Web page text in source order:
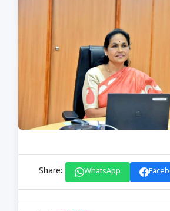
Share: WhatsApp